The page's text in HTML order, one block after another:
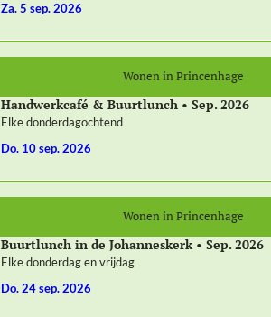
za. 5 sep. 2026
Wonen in Princenhage
Handwerkcafé & Buurtlunch • Sep. 2026
Elke donderdagochtend
do. 10 sep. 2026
Wonen in Princenhage
Buurtlunch in de Johanneskerk • Sep. 2026
Elke donderdag en vrijdag
do. 24 sep. 2026